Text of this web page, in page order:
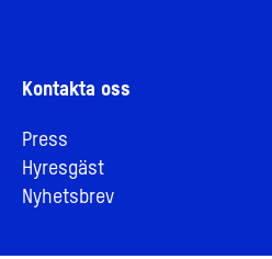
Kontakta oss
Press
Hyresgäst
Nyhetsbrev